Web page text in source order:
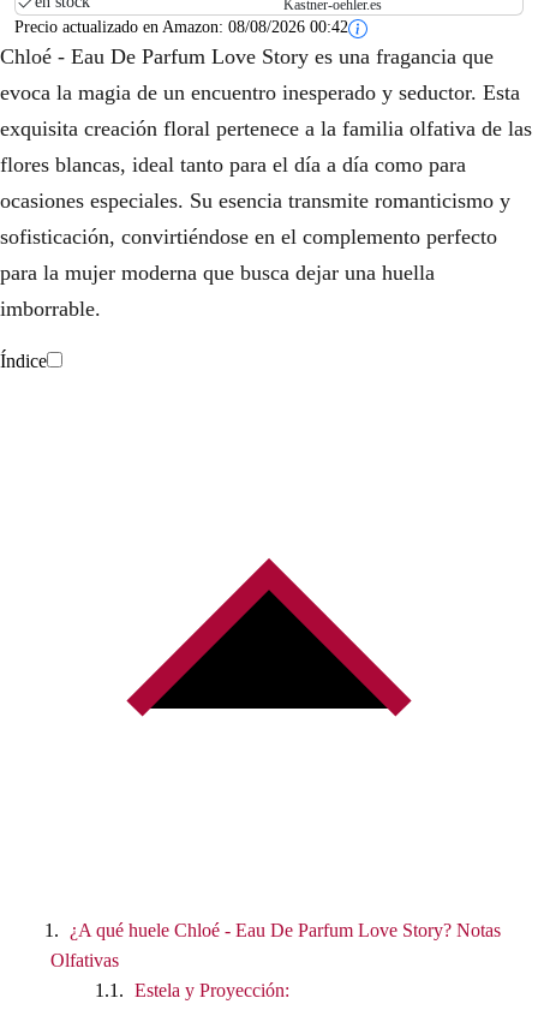
Kastner-oehler.es
Precio actualizado en Amazon: 08/08/2026 00:42
Chloé - Eau De Parfum Love Story es una fragancia que
evoca la magia de un encuentro inesperado y seductor. Esta
exquisita creación floral pertenece a la familia olfativa de las
flores blancas, ideal tanto para el día a día como para
ocasiones especiales. Su esencia transmite romanticismo y
sofisticación, convirtiéndose en el complemento perfecto
para la mujer moderna que busca dejar una huella
imborrable.
Índice
¿A qué huele Chloé - Eau De Parfum Love Story? Notas
Olfativas
Estela y Proyección: